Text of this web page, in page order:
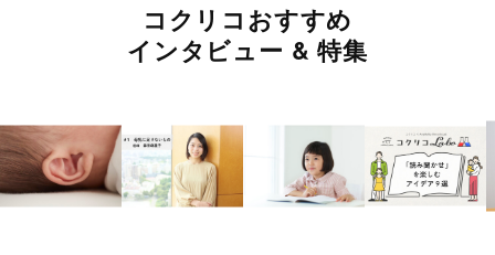
コクリコおすすめ
インタビュー & 特集